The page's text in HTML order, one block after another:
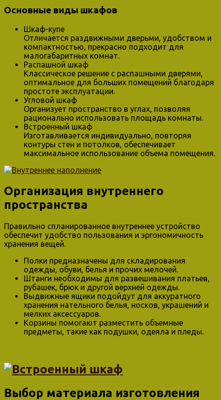
Основные виды шкафов
Шкаф-купе
Отличается раздвижными дверьми, удобством и
компактностью, прекрасно подходит для
малогабаритных комнат.
Распашной шкаф
Классическое решение с распашными дверями,
оптимальное для больших помещений благодаря
простоте эксплуатации.
Угловой шкаф
Организует пространство в углах, позволяя
рационально использовать площадь комнаты.
Встроенный шкаф
Изготавливается индивидуально, повторяя
контуры стен и потолков, обеспечивает
максимальное использование объема помещения.
Организация внутреннего
пространства
Правильно спланированное внутреннее устройство
обеспечит удобство пользования и эргономичность
хранения вещей.
Полки предназначены для складирования
одежды, обуви, белья и прочих мелочей.
Штанги необходимы для развешивания платьев,
рубашек, брюк и другой верхней одежды.
Выдвижные ящики подойдут для аккуратного
хранения нательного белья, носков, украшений и
мелких аксессуаров.
Корзины помогают разместить объемные
предметы, такие как подушки, одеяла и пледы.
Выбор материала изготовления